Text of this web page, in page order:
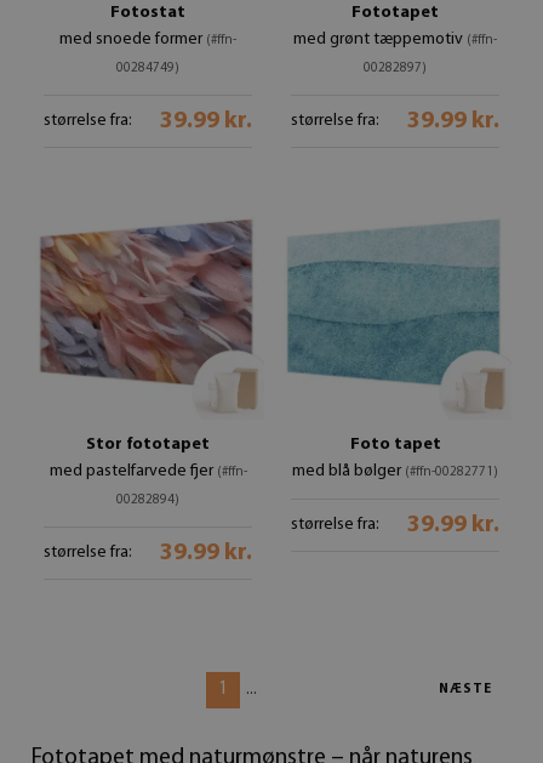
Fotostat
med snoede former (#ffn-
00284749)
størrelse fra: 39.99 kr.
Fototapet
med grønt tæppemotiv (#ffn-
00282897)
størrelse fra: 39.99 kr.
Stor fototapet
med pastelfarvede fjer (#ffn-
00282894)
størrelse fra: 39.99 kr.
Foto tapet
med blå bølger (#ffn-00282771)
størrelse fra: 39.99 kr.
1 ... NÆSTE
Fototapet med naturmønstre – når naturens